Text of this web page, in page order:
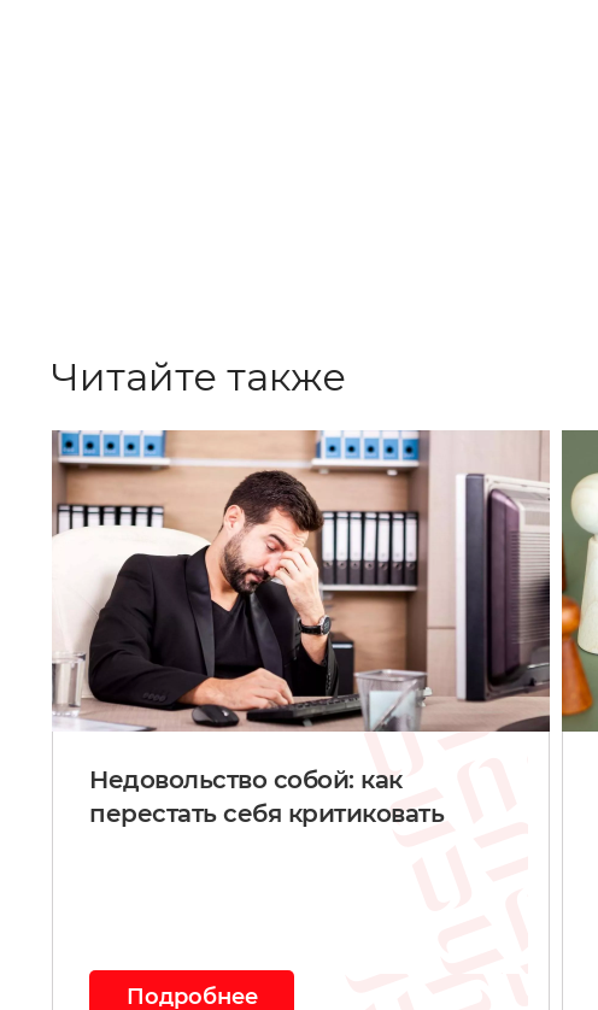
Читайте также
Недовольство собой: как
перестать себя критиковать
Подробнее